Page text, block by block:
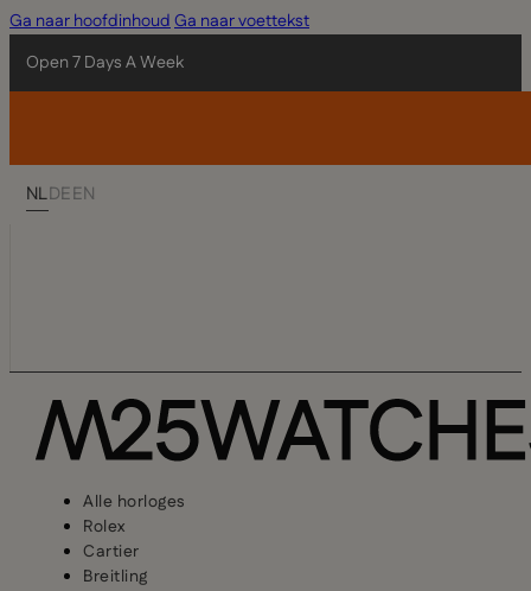
Ga naar hoofdinhoudGa naar voettekst
Open 7 Days A Week
NLDEEN
Alle horloges
Rolex
Cartier
Breitling